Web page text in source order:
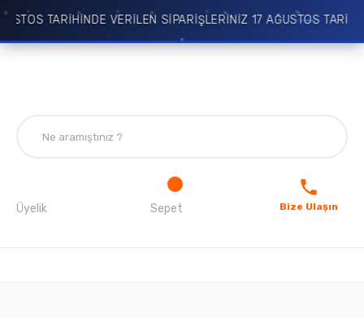
TARİHİNDE VERİLEN SİPARİŞLERİNİZ 17 AĞUSTOS
Üyelik Sepet Bize Ulaşın